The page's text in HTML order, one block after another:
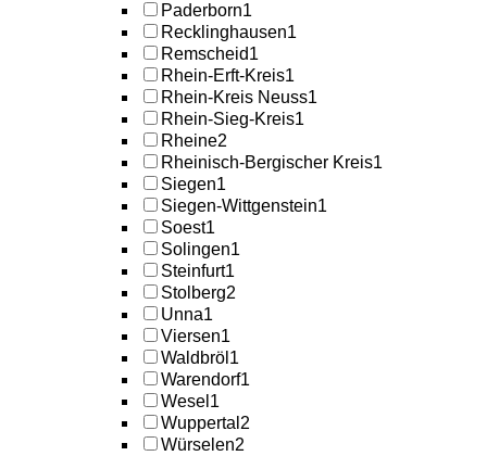
Paderborn1
Recklinghausen1
Remscheid1
Rhein-Erft-Kreis1
Rhein-Kreis Neuss1
Rhein-Sieg-Kreis1
Rheine2
Rheinisch-Bergischer Kreis1
Siegen1
Siegen-Wittgenstein1
Soest1
Solingen1
Steinfurt1
Stolberg2
Unna1
Viersen1
Waldbröl 1
Warendorf1
Wesel 1
Wuppertal 2
Würselen2